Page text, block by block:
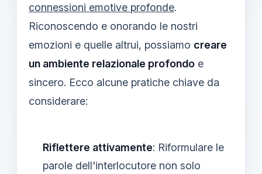
connessioni emotive profonde.
Riconoscendo e onorando le nostri
emozioni e quelle altrui, possiamo creare
un ambiente relazionale profondo e
sincero. Ecco alcune pratiche chiave da
considerare:
Riflettere attivamente: Riformulare le
parole dell'interlocutore non solo